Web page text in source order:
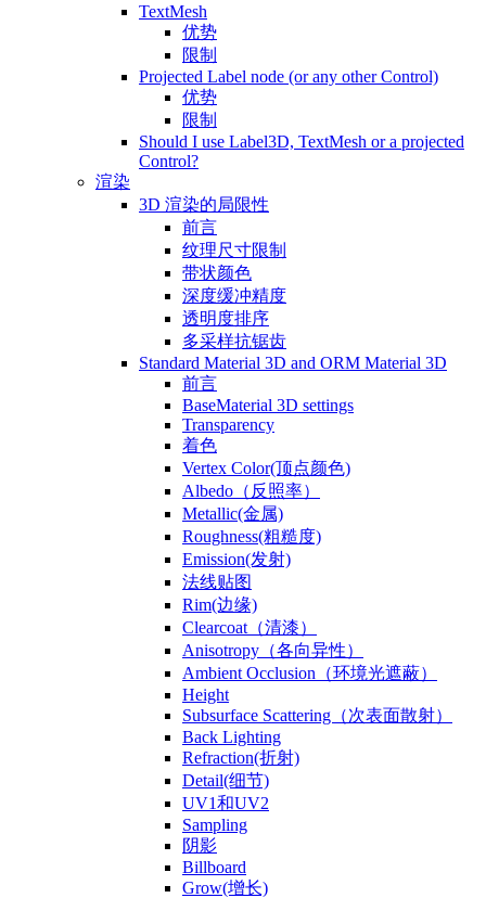
TextMesh
优势
限制
Projected Label node (or any other Control)
优势
限制
Should I use Label3D, TextMesh or a projected
Control?
渲染
3D 渲染的局限性
前言
纹理尺寸限制
带状颜色
深度缓冲精度
透明度排序
多采样抗锯齿
Standard Material 3D and ORM Material 3D
前言
BaseMaterial 3D settings
Transparency
着色
Vertex Color(顶点颜色)
Albedo（反照率）
Metallic(金属)
Roughness(粗糙度)
Emission(发射)
法线贴图
Rim(边缘)
Clearcoat（清漆）
Anisotropy（各向异性）
Ambient Occlusion（环境光遮蔽）
Height
Subsurface Scattering（次表面散射）
Back Lighting
Refraction(折射)
Detail(细节)
UV1和UV2
Sampling
阴影
Billboard
Grow(增长)